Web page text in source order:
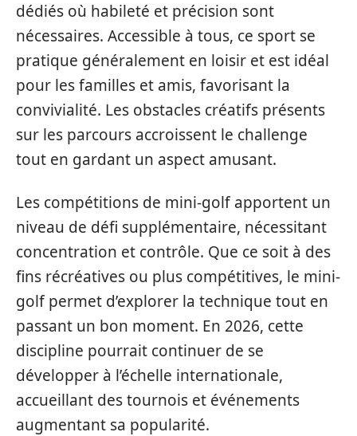
dédiés où habileté et précision sont
nécessaires. Accessible à tous, ce sport se
pratique généralement en loisir et est idéal
pour les familles et amis, favorisant la
convivialité. Les obstacles créatifs présents
sur les parcours accroissent le challenge
tout en gardant un aspect amusant.
Les compétitions de mini-golf apportent un
niveau de défi supplémentaire, nécessitant
concentration et contrôle. Que ce soit à des
fins récréatives ou plus compétitives, le mini-
golf permet d’explorer la technique tout en
passant un bon moment. En 2026, cette
discipline pourrait continuer de se
développer à l’échelle internationale,
accueillant des tournois et événements
augmentant sa popularité.